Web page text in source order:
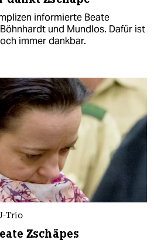
informierte Beate
und Mundlos. Dafür ist
immer dankbar.
Trio
Zschäpes